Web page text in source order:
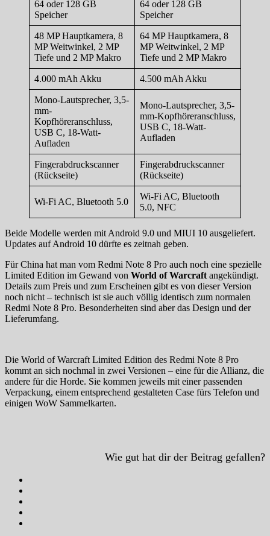
64 oder 128 GB
Speicher
64 oder 128 GB
Speicher
48 MP Hauptkamera, 8
MP Weitwinkel, 2 MP
Tiefe und 2 MP Makro
64 MP Hauptkamera, 8
MP Weitwinkel, 2 MP
Tiefe und 2 MP Makro
4.000 mAh Akku 4.500 mAh Akku
Mono-Lautsprecher, 3,5-
mm-
Kopfhöreranschluss,
USB C, 18-Watt-
Aufladen
Mono-Lautsprecher, 3,5-
mm-Kopfhöreranschluss,
USB C, 18-Watt-
Aufladen
Fingerabdruckscanner
(Rückseite)
Fingerabdruckscanner
(Rückseite)
Wi-Fi AC, Bluetooth 5.0
Wi-Fi AC, Bluetooth
5.0, NFC
Beide Modelle werden mit Android 9.0 und MIUI 10 ausgeliefert.
Updates auf Android 10 dürfte es zeitnah geben.
Für China hat man vom Redmi Note 8 Pro auch noch eine spezielle
Limited Edition im Gewand von World of Warcraft angekündigt.
Details zum Preis und zum Erscheinen gibt es von dieser Version
noch nicht – technisch ist sie auch völlig identisch zum normalen
Redmi Note 8 Pro. Besonderheiten sind aber das Design und der
Lieferumfang.
Die World of Warcraft Limited Edition des Redmi Note 8 Pro
kommt an sich nochmal in zwei Versionen – eine für die Allianz, die
andere für die Horde. Sie kommen jeweils mit einer passenden
Verpackung, einem entsprechend gestalteten Case fürs Telefon und
einigen WoW Sammelkarten.
Wie gut hat dir der Beitrag gefallen?